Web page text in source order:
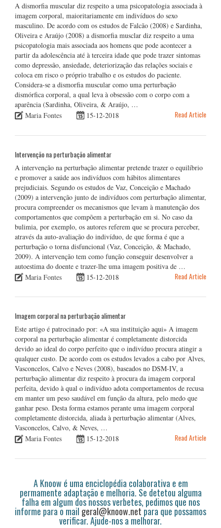
A dismorfia muscular diz respeito a uma psicopatologia associada à
imagem corporal, maioritariamente em indivíduos do sexo
masculino. De acordo com os estudos de Falcão (2008) e Sardinha,
Oliveira e Araújo (2008) a dismorfia musclar diz respeito a uma
psicopatologia mais associada aos homens que pode acontecer a
partir da adolescência até à terceira idade que pode trazer sintomas
como depressão, ansiedade, deteriorização das relações sociais e
coloca em risco o próprio trabalho e os estudos do paciente.
Considera-se a dismorfia muscular como uma perturbação
dismórfica corporal, a qual leva à obsessão com o corpo com a
aparência (Sardinha, Oliveira, & Araújo, …
Maria Fontes
15-12-2018 Read Article
Intervenção na perturbação alimentar
A intervenção na perturbação alimentar pretende trazer o equilíbrio
e promover a saúde aos indivíduos com hábitos alimentares
prejudiciais. Segundo os estudos de Vaz, Conceição e Machado
(2009) a intervenção junto de indivíduos com perturbação alimentar,
procura compreender os mecanismos que levam à manutenção dos
comportamentos que compõem a perturbação em si. No caso da
bulimia, por exemplo, os autores referem que se procura perceber,
através da auto-avaliação do indivíduo, de que forma é que a
perturbação o torna disfuncional (Vaz, Conceição, & Machado,
2009). A intervenção tem como função conseguir desenvolver a
autoestima do doente e trazer-lhe uma imagem positiva de …
Maria Fontes
15-12-2018 Read Article
Imagem corporal na perturbação alimentar
Este artigo é patrocinado por: «A sua instituição aqui» A imagem
corporal na perturbação alimentar é completamente distorcida
devido ao ideal do corpo perfeito que o indivíduo procura atingir a
qualquer custo. De acordo com os estudos levados a cabo por Alves,
Vasconcelos, Calvo e Neves (2008), baseados no DSM-IV, a
perturbação alimentar diz respeito à procura da imagem corporal
perfeita, devido à qual o indivíduo adota comportamentos de recusa
em manter um peso saudável em função da altura, pelo medo que
ganhar peso. Desta forma estamos perante uma imagem corporal
completamente distorcida, aliada à perturbação alimentar (Alves,
Vasconcelos, Calvo, & Neves, …
Maria Fontes
15-12-2018 Read Article
A Knoow é uma enciclopédia colaborativa e em
permamente adaptação e melhoria. Se detetou alguma
falha em algum dos nossos verbetes, pedimos que nos
informe para o mail geral@knoow.netpara que possamos
verificar. Ajude-nos a melhorar.